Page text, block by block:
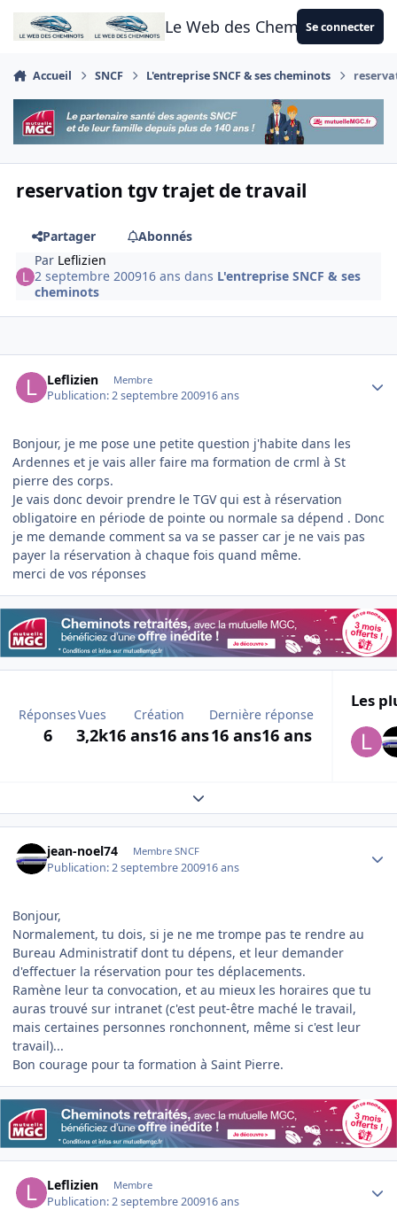
Aller au contenu
Le Web des CheminotsSe connecter
Accueil SNCF L'entreprise SNCF & ses cheminots
reservation tgv trajet de travail
Partager
Abonnés
Par Leflizien
2 septembre 200916 ans dans L'entreprise SNCF & ses
cheminots
Leflizien Membre
Publication:2 septembre 200916 ans
Bonjour, je me pose une petite question j'habite dans les
Ardennes et je vais aller faire ma formation de crml à St
pierre des corps.
Je vais donc devoir prendre le TGV qui est à réservation
obligatoire en période de pointe ou normale sa dépend . Donc
je me demande comment sa va se passer car je ne vais pas
payer la réservation à chaque fois quand même.
merci de vos réponses
Réponses
6
Vues
3,2k
Création
16 ans16 ans
Dernière réponse
16 ans16 ans
Les
Expand topic overview
jean-noel74 Membre SNCF
Publication:2 septembre 200916 ans
Bonjour,
Normalement, tu dois, si je ne me trompe pas te rendre au
Bureau Administratif dont tu dépens, et leur demander
d'effectuer la réservation pour tes déplacements.
Ramène leur ta convocation, et au mieux les horaires que tu
auras trouvé sur intranet (c'est peut-être maché le travail,
mais certaines personnes ronchonnent, même si c'est leur
travail)...
Bon courage pour ta formation à Saint Pierre.
Leflizien Membre
Publication:2 septembre 200916 ans